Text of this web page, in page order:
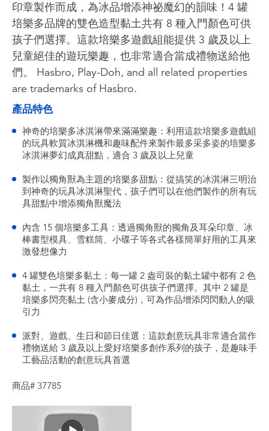
印章製作而成，為冰品增添神祕魔幻的韻味！4 罐
培樂多品牌的雙色造型黏土共有 8 種入門顏色可供
孩子們選擇。這款培樂多遊戲組能提供 3 歲及以上
兒童絕佳的遊玩樂趣，也非常適合當成禮物送給他
們。 Hasbro, Play-Doh, and all related properties
are trademarks of Hasbro.
產品特色
神奇的培樂多冰淇淋帶來滿滿樂趣：利用這款培樂多遊戲組
的玩具軟質冰淇淋機和趣味配件來製作最多采多姿的培樂多
冰淇淋夢幻成真甜點，適合 3 歲及以上兒童
製作以獨角獸為主題的培樂多甜點：從搞笑的冰淇淋三明治
到神奇的玩具冰淇淋聖代，孩子們可以在他們製作的所有玩
具甜點中增添獨角獸魔法
內含 15 個培樂多工具：透過獨角獸的獨角及耳朵印章、冰
棒書型模具、雪糕筒、小碟子等各式各樣簡單好用的工具來
激發想像力
4 罐雙色培樂多黏土：每一罐 2 盎司裝的黏土罐中都有 2 色
黏土，一共有 8 種入門顏色可供孩子們選擇。其中 2 罐是
培樂多閃亮黏土 (含小麥成分)，可為作品增添閃閃動人的吸
引力
派對、遊戲、生日和節日佳選：這款創意玩具非常適合當作
禮物送給 3 歲及以上愛好培樂多創作系列的孩子，是趣味手
工藝品活動的創意玩具首選
商品# 37785